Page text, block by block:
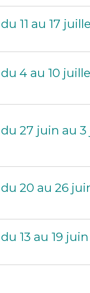
11 au 17
4 au 10
27 juin au
20 au 26
13 au 19